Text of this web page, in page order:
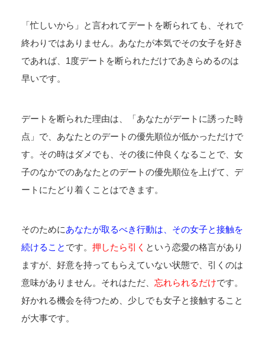
「忙しいから」と言われてデートを断られても、それで
終わりではありません。あなたが本気でその女子を好き
であれば、1度デートを断られただけであきらめるのは
早いです。
デートを断られた理由は、「あなたがデートに誘った時
点」で、あなたとのデートの優先順位が低かっただけで
す。その時はダメでも、その後に仲良くなることで、女
子のなかでのあなたとのデートの優先順位を上げて、デ
ートにたどり着くことはできます。
そのためにあなたが取るべき行動は、その女子と接触を
続けること です。 押したら引く という恋愛の格言があり
ますが、好意を持ってもらえていない状態で、引くのは
意味がありません。それはただ、 忘れられるだけです。
好かれる機会を待つため、少しでも女子と接触すること
が大事です。